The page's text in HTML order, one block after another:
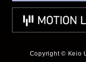
Copyright © Keio